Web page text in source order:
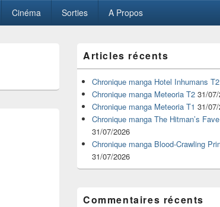
Cinéma Sorties A Propos
principale
de
widget
pour
barre
latérale
Articles récents
Chronique manga Hotel Inhumans T2
Chronique manga Meteoria T2 31/
Chronique manga Meteoria T1 31/
Chronique manga The Hitman’s
31/07/2026
Chronique manga Blood-Crawling
31/07/2026
Commentaires récents